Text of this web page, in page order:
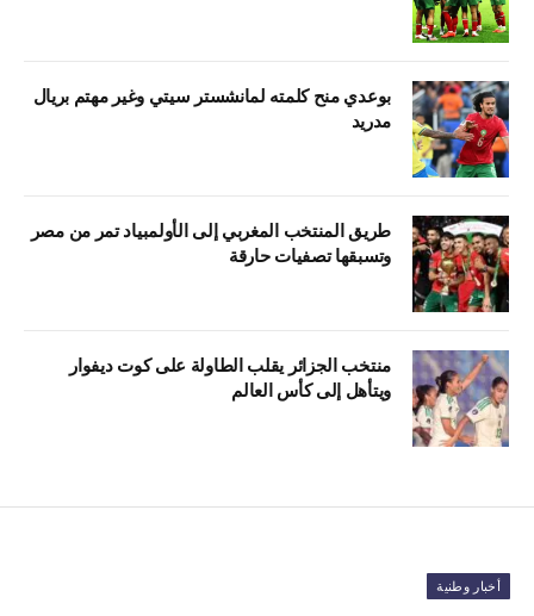
بوعدي منح كلمته لمانشستر سيتي وغير مهتم بريال
مدريد
طريق المنتخب المغربي إلى الأولمبياد تمر من مصر
وتسبقها تصفيات حارقة
منتخب الجزائر يقلب الطاولة على كوت ديفوار
ويتأهل إلى كأس العالم
أخبار وطنية